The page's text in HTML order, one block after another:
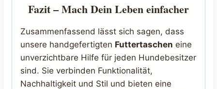
Fazit – Mach Dein Leben einfacher
Zusammenfassend lässt sich sagen, dass
unsere handgefertigten Futtertaschen eine
unverzichtbare Hilfe für jeden Hundebesitzer
sind. Sie verbinden Funktionalität,
Nachhaltigkeit und Stil und bieten eine